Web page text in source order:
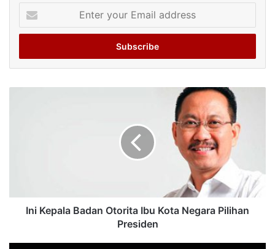
your
Email
Ini Kepala Badan Otorita Ibu Kota Negara Pilihan
Presiden